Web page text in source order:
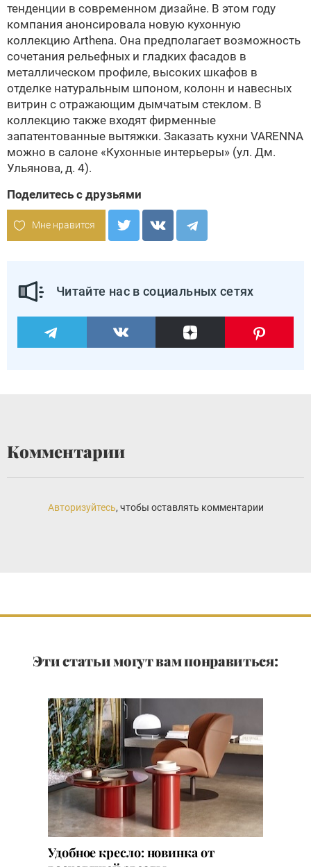
тенденции в современном дизайне. В этом году
компания анонсировала новую кухонную
коллекцию Arthena. Она предполагает возможность
сочетания рельефных и гладких фасадов в
металлическом профиле, высоких шкафов в
отделке натуральным шпоном, колонн и навесных
витрин с отражающим дымчатым стеклом. В
коллекцию также входят фирменные
запатентованные вытяжки. Заказать кухни VARENNA
можно в салоне «Кухонные интерьеры» (ул. Дм.
Ульянова, д. 4).
Поделитесь с друзьями
Мне нравится
Читайте нас в социальных сетях
Комментарии
Авторизуйтесь, чтобы оставлять комментарии
Эти статьи могут вам понравиться:
Удобное кресло: новинка от